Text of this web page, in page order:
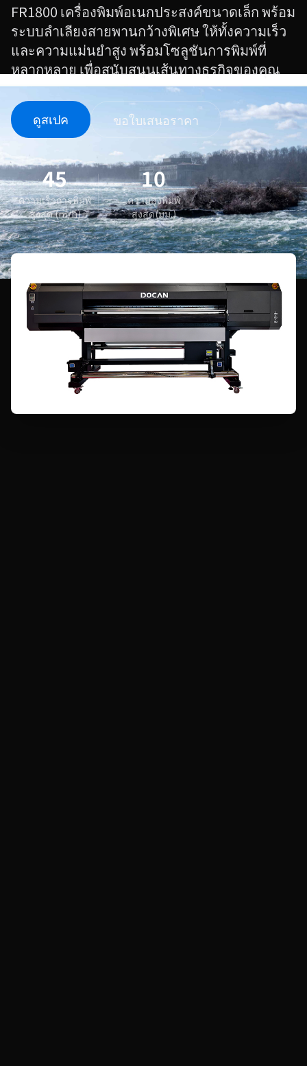
FR1800 เครื่องพิมพ์อเนกประสงค์ขนาดเล็ก พร้อม
ระบบลำเลียงสายพานกว้างพิเศษ ให้ทั้งความเร็ว
และความแม่นยำสูง พร้อมโซลูชันการพิมพ์ที่
หลากหลาย เพื่อสนับสนุนเส้นทางธุรกิจของคุณ
ดูสเปค ขอใบเสนอราคา
45
ความเร็วการพิมพ์
สูงสุด (㎡/h)
10
ความสูงพิมพ์
สูงสุด(มม.)